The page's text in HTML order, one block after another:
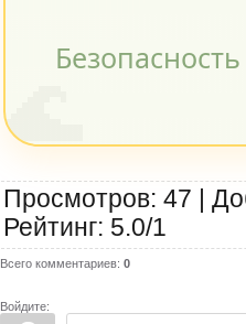
🌊
Просмотров: 47
Рейтинг: 5.0/1
Всего комментариев: 0
Войдите: